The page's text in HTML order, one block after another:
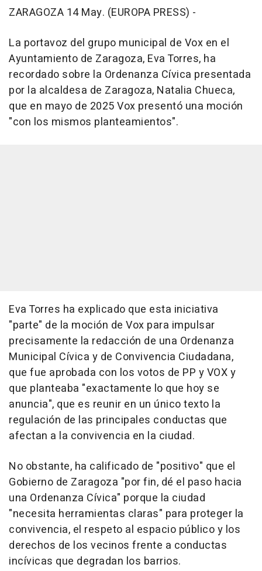
ZARAGOZA 14 May. (EUROPA PRESS) -
La portavoz del grupo municipal de Vox en el
Ayuntamiento de Zaragoza, Eva Torres, ha
recordado sobre la Ordenanza Cívica presentada
por la alcaldesa de Zaragoza, Natalia Chueca,
que en mayo de 2025 Vox presentó una moción
"con los mismos planteamientos".
Eva Torres ha explicado que esta iniciativa
"parte" de la moción de Vox para impulsar
precisamente la redacción de una Ordenanza
Municipal Cívica y de Convivencia Ciudadana,
que fue aprobada con los votos de PP y VOX y
que planteaba "exactamente lo que hoy se
anuncia", que es reunir en un único texto la
regulación de las principales conductas que
afectan a la convivencia en la ciudad.
No obstante, ha calificado de "positivo" que el
Gobierno de Zaragoza "por fin, dé el paso hacia
una Ordenanza Cívica" porque la ciudad
"necesita herramientas claras" para proteger la
convivencia, el respeto al espacio público y los
derechos de los vecinos frente a conductas
incívicas que degradan los barrios.